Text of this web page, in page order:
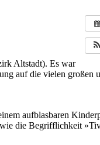
Altstadt). Es war
auf die vielen großen
aufblasbaren
die Begrifflichkeit